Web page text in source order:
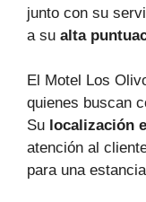
junto con su
a su alta
El Motel Los
quienes buscan
Su localización
atención al
para una